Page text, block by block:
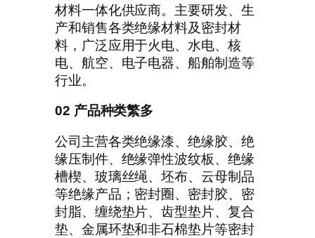
材料一体化供应商。主要研发、生
产和销售各类绝缘材料及密封材
料，广泛应用于火电、水电、核
电、航空、电子电器、船舶制造等
行业。
02 产品种类繁多
公司主营各类绝缘漆、绝缘胶、绝
缘压制件、绝缘弹性波纹板、绝缘
槽楔、玻璃丝绳、坯布、云母制品
等绝缘产品；密封圈、密封胶、密
封脂、缠绕垫片、齿型垫片、复合
垫、金属环垫和非石棉垫片等密封